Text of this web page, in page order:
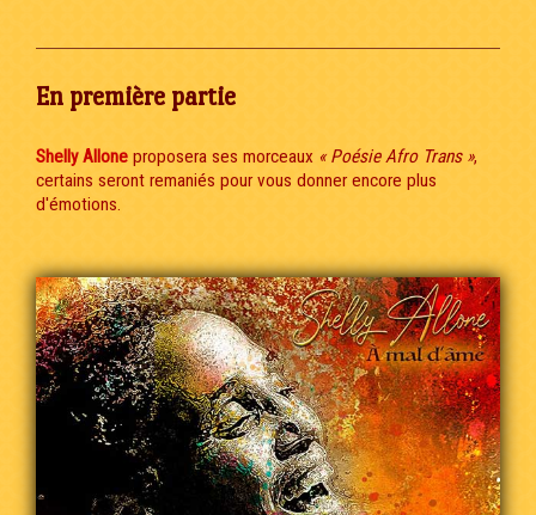
En première partie
Shelly Allone proposera ses morceaux « Poésie Afro Trans »,
certains seront remaniés pour vous donner encore plus
d'émotions.